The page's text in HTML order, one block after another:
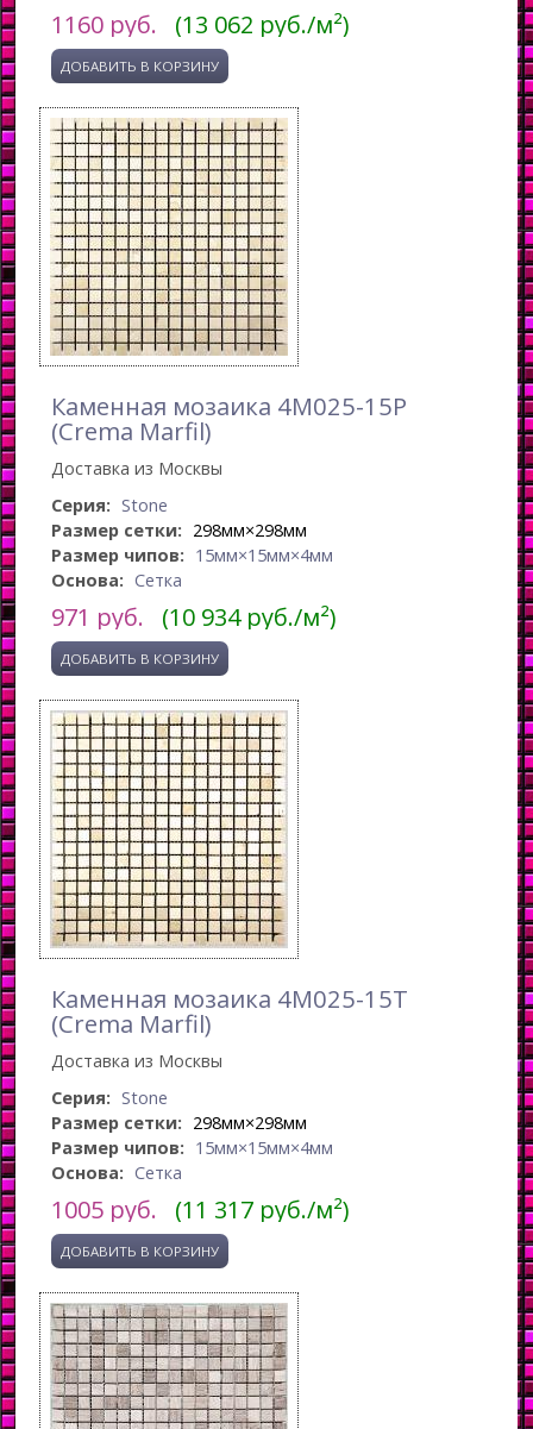
1160 руб. (13 062 руб./м²)
Каменная мозаика 4M025-15P
(Crema Marfil)
Доставка из Москвы
Серия: Stone
Размер сетки: 298мм×298мм
Размер чипов: 15мм×15мм×4мм
Основа: Сетка
971 руб. (10 934 руб./м²)
Каменная мозаика 4M025-15T
(Crema Marfil)
Доставка из Москвы
Серия: Stone
Размер сетки: 298мм×298мм
Размер чипов: 15мм×15мм×4мм
Основа: Сетка
1005 руб. (11 317 руб./м²)